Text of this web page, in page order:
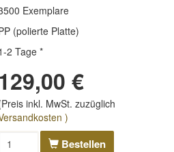
Exemplare
(polierte Platte)
2 Tage *
129,00 €
inkl. MwSt. zuzüglich
)
Bestellen